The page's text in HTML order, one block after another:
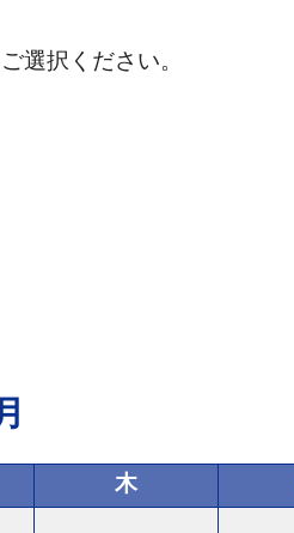
選択ください。
い！
木